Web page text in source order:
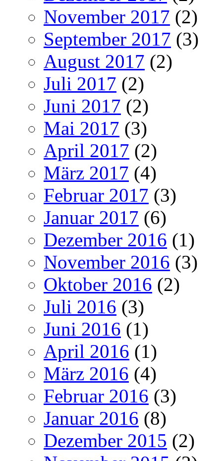
November 2017 (2)
September 2017 (3)
August 2017 (2)
Juli 2017 (2)
Juni 2017 (2)
Mai 2017 (3)
April 2017 (2)
März 2017 (4)
Februar 2017 (3)
Januar 2017 (6)
Dezember 2016 (1)
November 2016 (3)
Oktober 2016 (2)
Juli 2016 (3)
Juni 2016 (1)
April 2016 (1)
März 2016 (4)
Februar 2016 (3)
Januar 2016 (8)
Dezember 2015 (2)